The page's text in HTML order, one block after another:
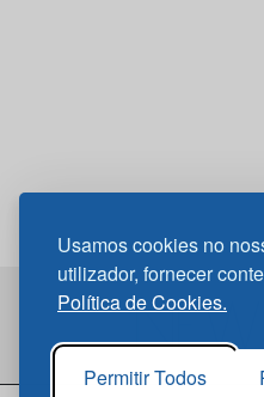
Usamos cookies no
utilizador, fornecer
Política de Cookies.
Permitir Todos